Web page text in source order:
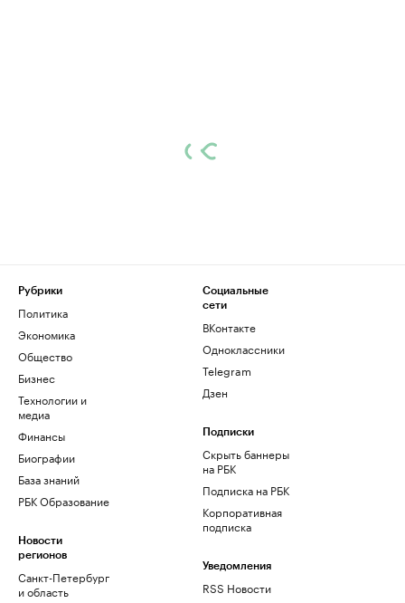
Рубрики
Политика
Экономика
Общество
Бизнес
Технологии и
медиа
Финансы
Биографии
База знаний
РБК Образование
Новости
регионов
Санкт-Петербург
и область
Социальные
сети
ВКонтакте
Одноклассники
Telegram
Дзен
Подписки
Скрыть баннеры
на РБК
Подписка на РБК
Корпоративная
подписка
Уведомления
RSS Новости